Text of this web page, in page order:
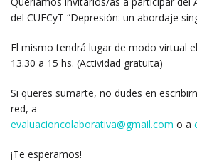
del CUECyT “Depresión: un abordaje
El mismo tendrá lugar de modo virtual
13.30 a 15 hs. (Actividad gratuita)
Si queres sumarte, no dudes en
red, a
evaluacioncolaborativa@gmail.com o a
¡Te esperamos!